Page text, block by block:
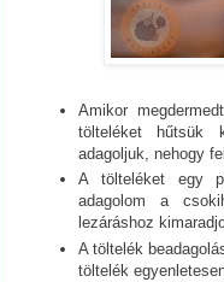
Amikor
tölteléket hűtsük
adagoljuk, nehogy
A tölteléket egy
adagolom a
lezáráshoz
A töltelék
töltelék